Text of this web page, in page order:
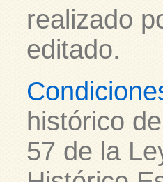
realizado
editado.
histórico
57 de la